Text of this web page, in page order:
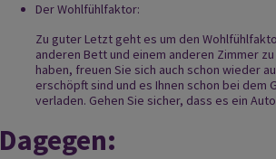
Der Wohlfühlfaktor:
Zu guter Letzt geht es um den
anderen Bett und einem anderen Zimmer
haben, freuen Sie sich auch schon wieder
erschöpft sind und es Ihnen schon bei dem
verladen. Gehen Sie sicher, dass es ein
Dagegen: